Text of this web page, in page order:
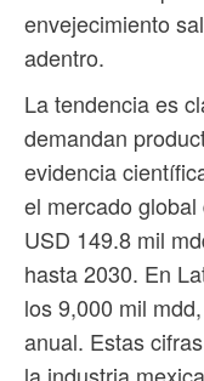
envejecimiento
adentro.
La tendencia es
demandan
evidencia
el mercado
USD 149.8 mil
hasta 2030. En
los 9,000 mil
anual. Estas
la industria